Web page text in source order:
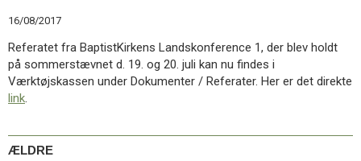
12.0:
Inspiration
13.0:
Værktøjskassen
14.0:
Mission
15.0:
Om
Næste
indlæg:
16/08/2017
Referatet fra BaptistKirkens Landskonference 1, der blev holdt
på sommerstævnet d. 19. og 20. juli kan nu findes i
Værktøjskassen under Dokumenter / Referater. Her er det direkte
link.
ÆLDRE